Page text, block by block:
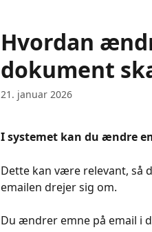
Hvordan
dokument
21. januar 2026
I systemet kan du ændre
Dette kan være relevant, så
emailen drejer sig om.
Du ændrer emne på email i